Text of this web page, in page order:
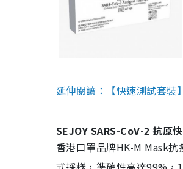
延伸閱讀：【快速測試套裝
SEJOY SARS-CoV-2 抗原
香港口罩品牌HK-M Mask